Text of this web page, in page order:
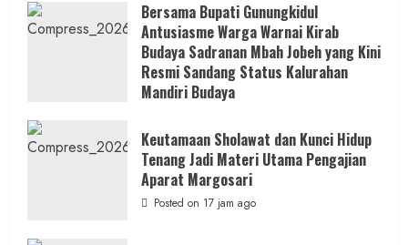
Bersama Bupati Gunungkidul
Antusiasme Warga Warnai Kirab
Budaya Sadranan Mbah Jobeh yang Kini
Resmi Sandang Status Kalurahan
Mandiri Budaya
Keutamaan Sholawat dan Kunci Hidup
Tenang Jadi Materi Utama Pengajian
Aparat Margosari
Posted on 17 jam ago